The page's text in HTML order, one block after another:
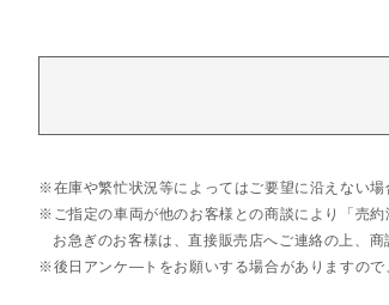
在庫や繁忙状況等によってはご要望に沿えない
ご指定の車両が他のお客様との商談により「売
お急ぎのお客様は、直接販売店へご連絡の上、商
後日アンケ―トをお願いする場合がありますので